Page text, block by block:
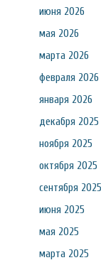
июня 2026
мая 2026
марта 2026
февраля 2026
января 2026
декабря 2025
ноября 2025
октября 2025
сентября 2025
июня 2025
мая 2025
марта 2025